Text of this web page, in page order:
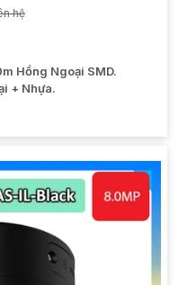
hệ
Hồng Ngoại SMD.
+ Nhựa.